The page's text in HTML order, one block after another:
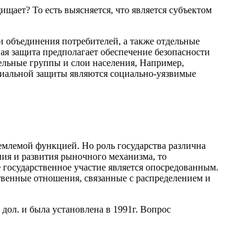
То есть выясняется, что является субъек­том
потребителей, а также отдельные
предполагает обеспечение безопасности
груп­пы и слои населения, Например,
защиты являются социально-уязвимые
функцией. Но роль государства различна
и развития рыночного механизма, то
участие является опо­средованным.
отношения, связанные с распределением и
и была установлена в 1991г. Вопрос